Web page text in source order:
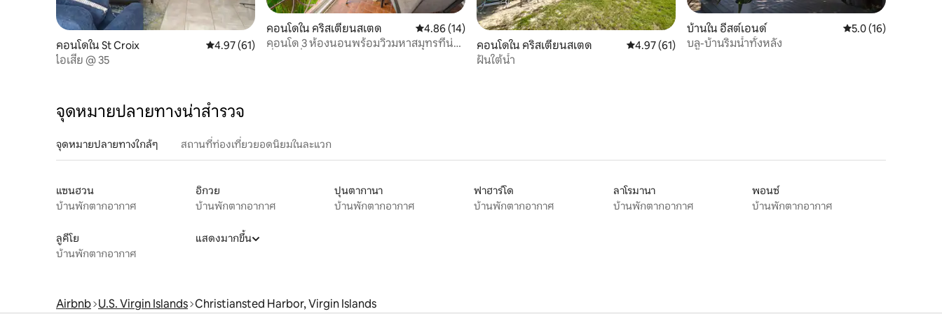
คอนโดใน St Croix คะแนนเฉลี่ย 4.97 จาก 5, 61 รีวิว
4.97 (61)
ไอเสีย @ 35
คอนโดใน คริสเตียนสเตด คะแนนเฉลี่ย 4.86 จาก 5, 14 รีวิว
4.86 (14)
คอนโด 3 ห้องนอนพร้อมวิวมหาสมุทรที่น่า
คอนโดใน คริสเตียนสเตด คะแนนเฉลี่ย 4.97 จาก 5, 61 รีวิว
4.97 (61)
ฝันใต้น้ำ
บ้านใน อีสต์เอนด์ คะแนนเฉลี่ย 5.0 จาก
5.0 (16)
บลู-บ้านริมน้ำทั้งหลัง
จุดหมายปลายทางน่าสำรวจ
จุดหมายปลายทางใกล้ๆ สถานที่ท่องเที่ยวยอดนิยมในละแวก
แซนฮวน
บ้านพักตากอากาศ
อิกวย
บ้านพักตากอากาศ
ปุนตากานา
บ้านพักตากอากาศ
ฟาฮาร์โด
บ้านพักตากอากาศ
ลาโรมานา
บ้านพักตากอากาศ
พอนซ์
บ้านพักตากอากาศ
ลูคีโย
บ้านพักตากอากาศ
แสดงมากขึ้น
Airbnb U.S. Virgin Islands Christiansted Harbor, Virgin Islands